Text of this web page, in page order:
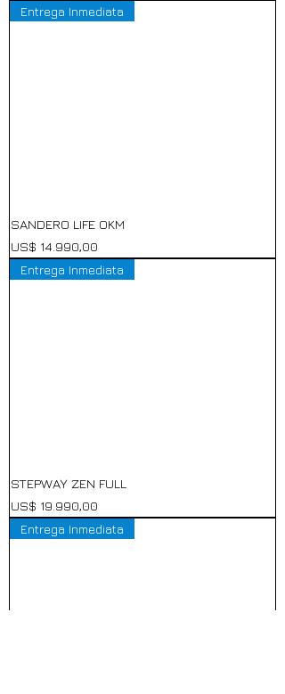
Entrega Inmediata
SANDERO LIFE OKM
Precio
US$ 14.990,00
Entrega Inmediata
STEPWAY ZEN FULL
Precio
US$ 19.990,00
Entrega Inmediata